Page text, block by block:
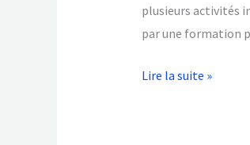
plusieurs activités
par une formation
Choléra
2026
Kousseri,
Lire la suite »